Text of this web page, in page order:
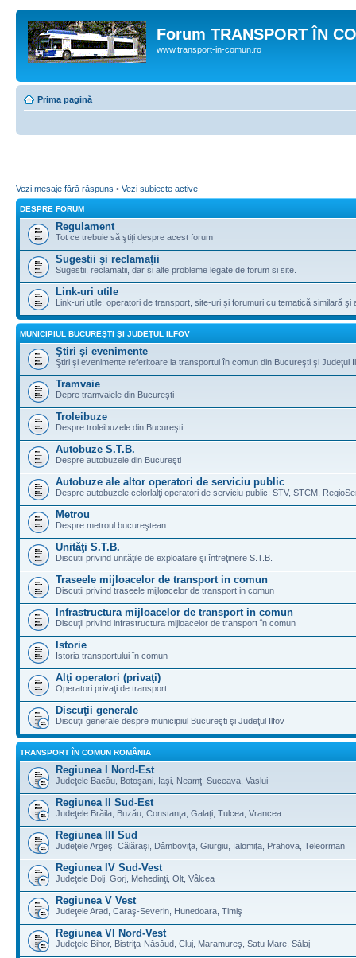
Forum TRANSPORT ÎN
www.transport-in-comun.ro
Prima pagină
Vezi mesaje fără răspuns • Vezi subiecte active
DESPRE FORUM
Regulament
Tot ce trebuie să ştiţi despre acest forum
Sugestii şi reclamaţii
Sugestii, reclamatii, dar si alte probleme legate de forum si site.
Link-uri utile
Link-uri utile: operatori de transport, site-uri şi forumuri cu tematică similară şi
MUNICIPIUL BUCUREŞTI ŞI JUDEŢUL ILFOV
Ştiri şi evenimente
Ştiri şi evenimente referitoare la transportul în comun din Bucureşti şi Judeţul
Tramvaie
Depre tramvaiele din Bucureşti
Troleibuze
Despre troleibuzele din Bucureşti
Autobuze S.T.B.
Despre autobuzele din Bucureşti
Autobuze ale altor operatori de serviciu public
Despre autobuzele celorlalţi operatori de serviciu public: STV, STCM,
Metrou
Despre metroul bucureştean
Unităţi S.T.B.
Discutii privind unităţile de exploatare şi întreţinere S.T.B.
Traseele mijloacelor de transport in comun
Discutii privind traseele mijloacelor de transport in comun
Infrastructura mijloacelor de transport in comun
Discuţii privind infrastructura mijloacelor de transport în comun
Istorie
Istoria transportului în comun
Alţi operatori (privaţi)
Operatori privaţi de transport
Discuţii generale
Discuţii generale despre municipiul Bucureşti şi Judeţul Ilfov
TRANSPORT ÎN COMUN ROMÂNIA
Regiunea I Nord-Est
Judeţele Bacău, Botoşani, Iaşi, Neamţ, Suceava, Vaslui
Regiunea II Sud-Est
Judeţele Brăila, Buzău, Constanţa, Galaţi, Tulcea, Vrancea
Regiunea III Sud
Judeţele Argeş, Călăraşi, Dâmboviţa, Giurgiu, Ialomiţa, Prahova, Teleorman
Regiunea IV Sud-Vest
Judeţele Dolj, Gorj, Mehedinţi, Olt, Vâlcea
Regiunea V Vest
Judeţele Arad, Caraş-Severin, Hunedoara, Timiş
Regiunea VI Nord-Vest
Judeţele Bihor, Bistriţa-Năsăud, Cluj, Maramureş, Satu Mare, Sălaj